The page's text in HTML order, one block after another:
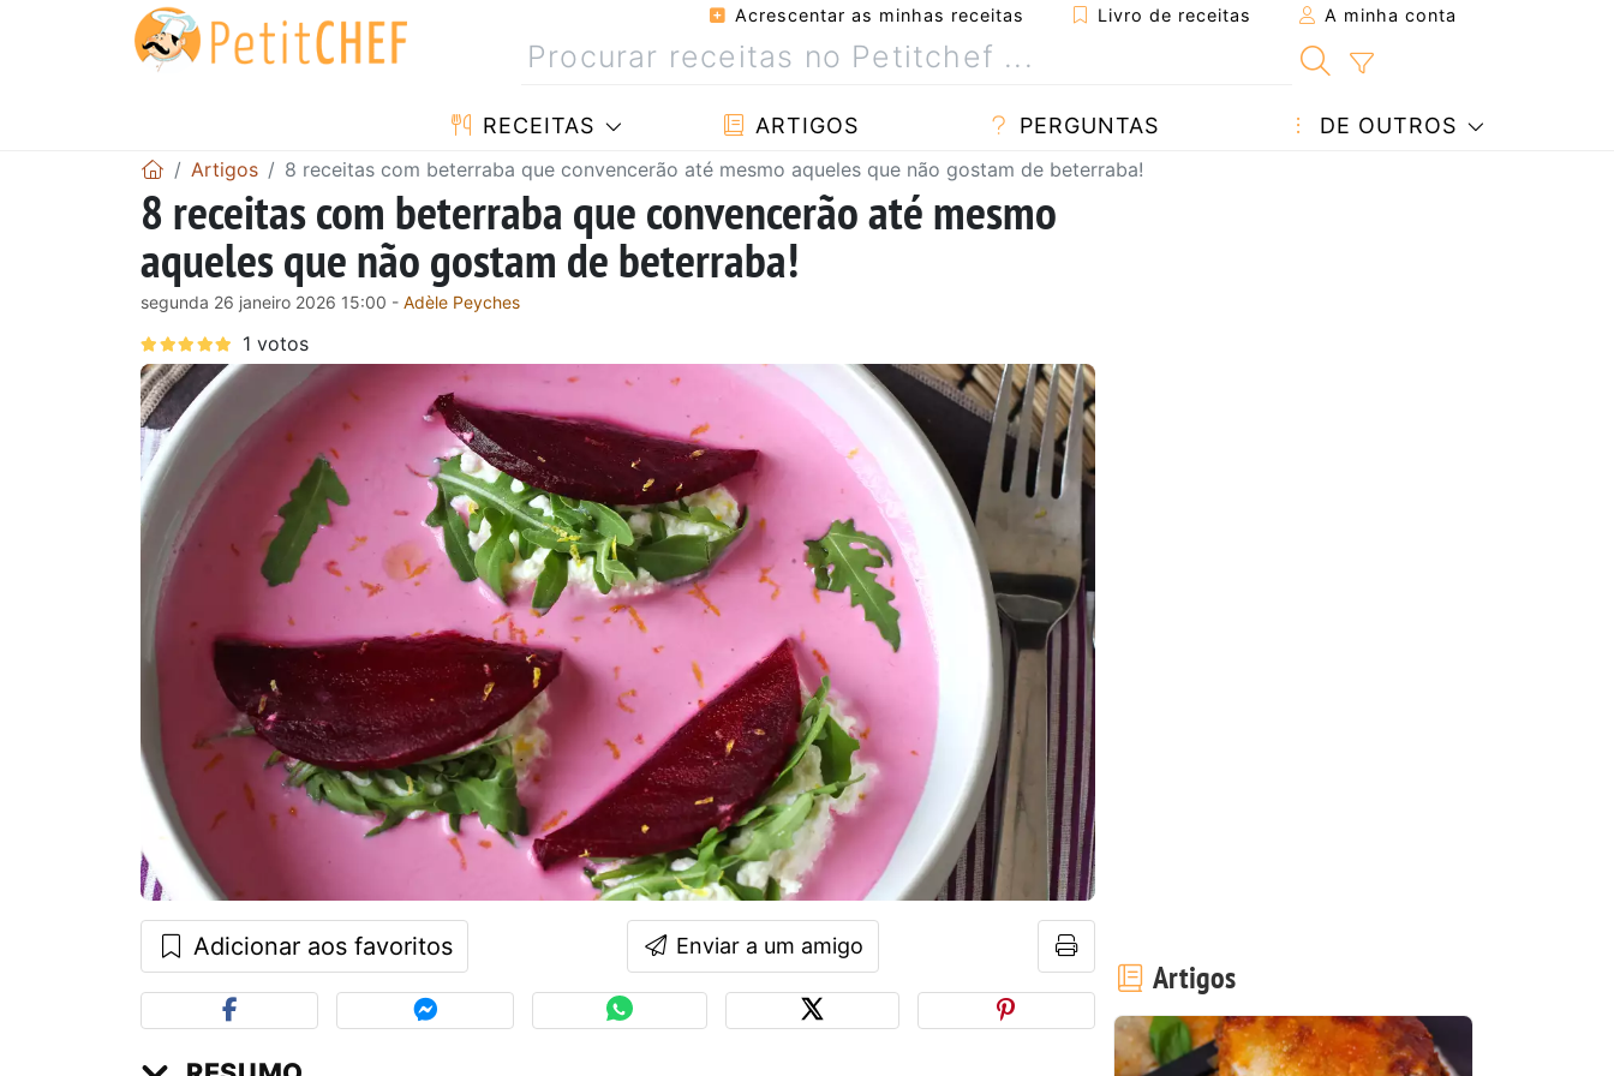
Acrescentar as minhas receitas Livro de receitas A minha conta
RECEITAS ARTIGOS PERGUNTAS DE OUTROS
Artigos 8 receitas com beterraba que convencerão até mesmo aqueles que não gostam de beterraba!
8 receitas com beterraba que convencerão até mesmo
aqueles que não gostam de beterraba!
segunda 26 janeiro 2026 15:00 - Adèle Peyches
Adicionar aos favoritos Enviar a um amigo
Artigos